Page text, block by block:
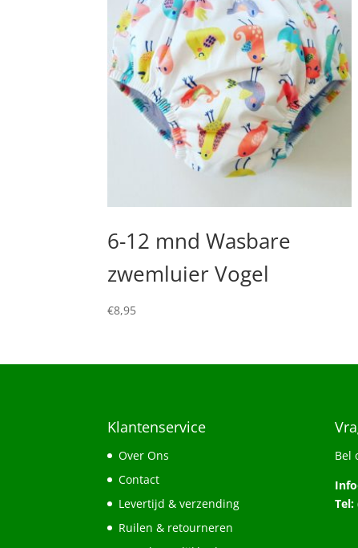
6-12 mnd Wasbare
zwemluier Vogel
€8,95
Klantenservice
Over Ons
Contact
Levertijd & verzending
Ruilen & retourneren
Bel
Tel: